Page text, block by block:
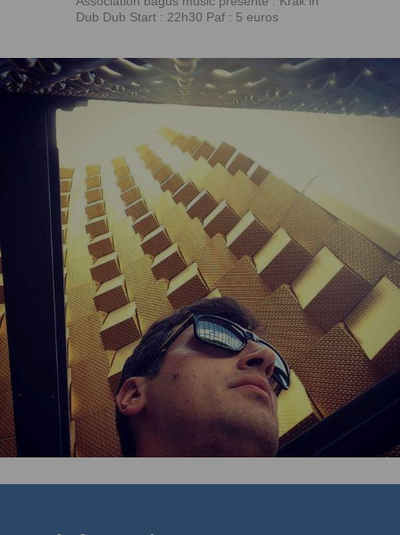
Dub Dub Start : 22h30 Paf : 5 euros